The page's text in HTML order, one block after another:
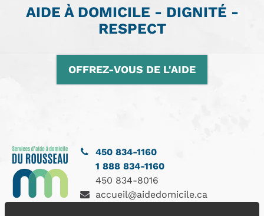
AIDE À DOMICILE - DIGNITÉ -
RESPECT
OFFREZ-VOUS DE L'AIDE
450 834-1160
1 888 834-1160
450 834-8016
accueil@aidedomicile.ca